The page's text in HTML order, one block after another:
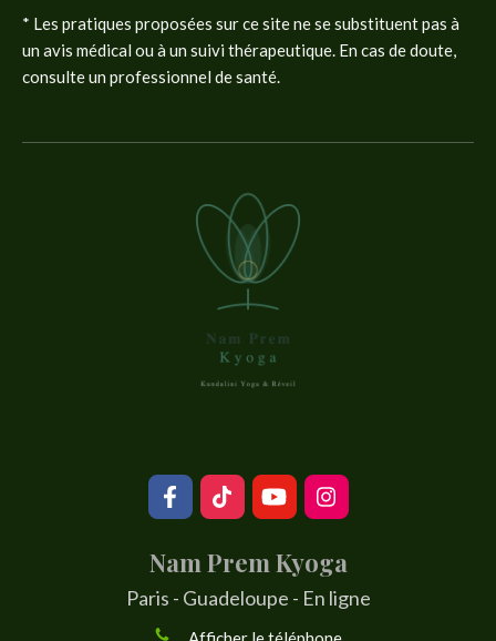
* Les pratiques proposées sur ce site ne se substituent pas à
un avis médical ou à un suivi thérapeutique. En cas de doute,
consulte un professionnel de santé.
Nam Prem Kyoga
Paris - Guadeloupe - En ligne